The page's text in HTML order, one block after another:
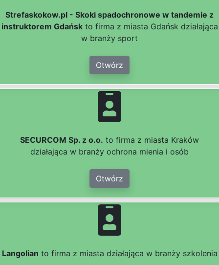
Strefaskokow.pl - Skoki spadochronowe w tandemie z
instruktorem Gdańskto firma z miasta Gdańsk działająca
w branży sport
Otwórz
SECURCOM Sp. z o.o. to firma z miasta Kraków
działająca w branży ochrona mienia i osób
Otwórz
Langolian to firma z miasta działająca w branży szkolenia